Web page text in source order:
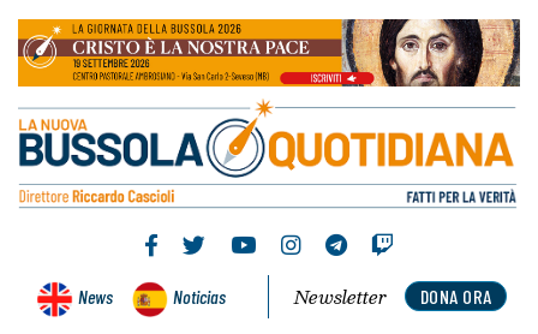
News Noticias DONA ORA
Newsletter